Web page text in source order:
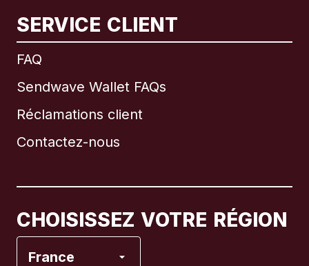
SERVICE CLIENT
FAQ
Sendwave Wallet FAQs
Réclamations client
Contactez-nous
CHOISISSEZ VOTRE RÉGION
France
International English
Brésil